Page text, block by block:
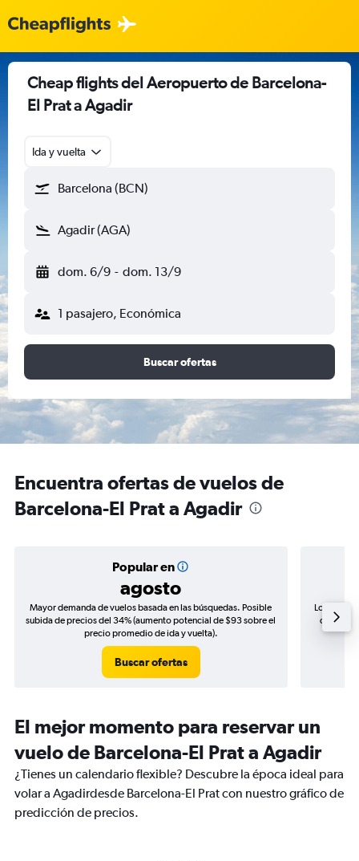
Cheap flights del Aeropuerto de Barcelona-
El Prat a Agadir
Ida y vuelta
Barcelona (BCN)
Agadir (AGA)
dom. 6/9 - dom. 13/9
1 pasajero, Económica
Buscar ofertas
Encuentra ofertas de vuelos de
Barcelona-El Prat a Agadir
Popular en
agosto
Mayor demanda de vuelos basada en las búsquedas. Posible
subida de precios del 34% (aumento potencial de $93 sobre el
precio promedio de ida y vuelta).
Buscar ofertas
Los
de
El mejor momento para reservar un
vuelo de Barcelona-El Prat a Agadir
¿Tienes un calendario flexible? Descubre la época ideal para
volar a Agadirdesde Barcelona-El Prat con nuestro gráfico de
predicción de precios.